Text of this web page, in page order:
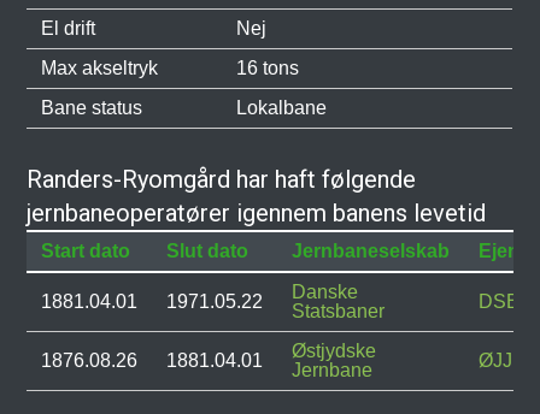
El drift
Nej
Max akseltryk
16 tons
Bane status
Lokalbane
Randers-Ryomgård har haft følgende
jernbaneoperatører igennem banens levetid
Start dato Slut dato Jernbaneselskab
1881.04.01 1971.05.22
Danske
Statsbaner
DSB
1876.08.26 1881.04.01
Østjydske
Jernbane
ØJJ